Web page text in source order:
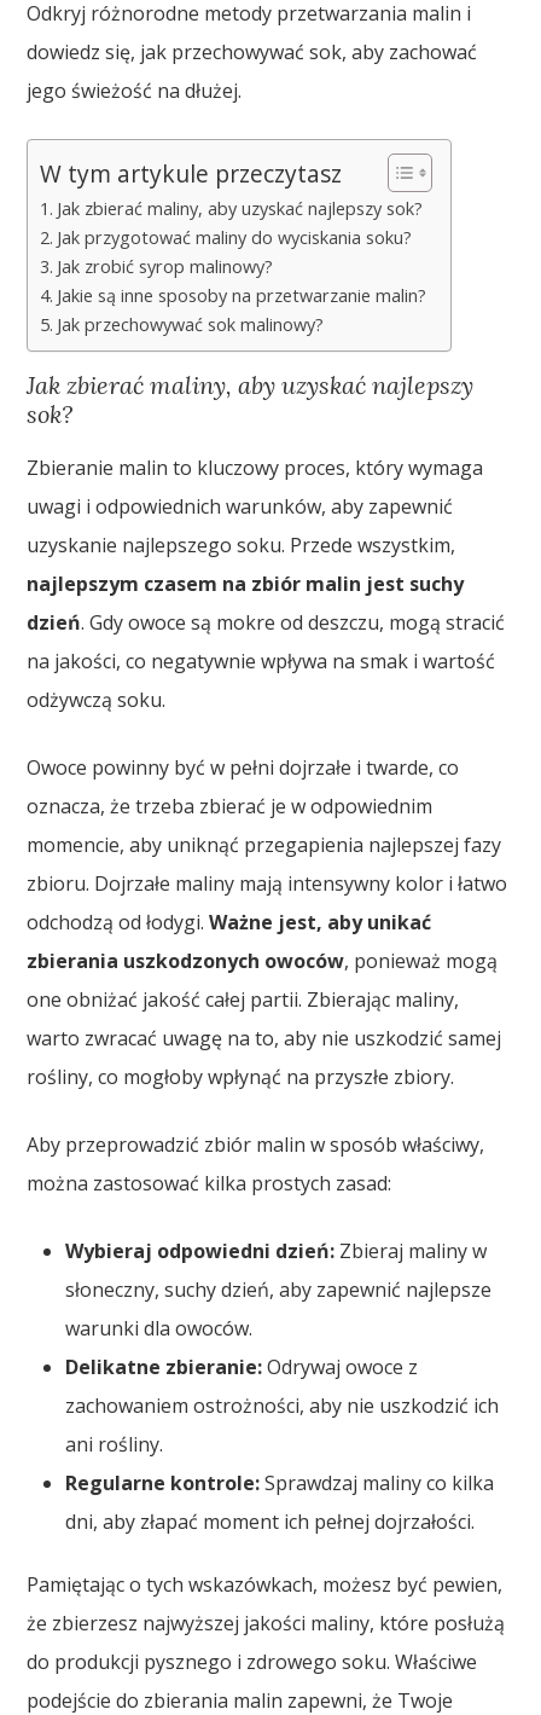
Odkryj różnorodne metody przetwarzania malin i
dowiedz się, jak przechowywać sok, aby zachować
jego świeżość na dłużej.
W tym artykule przeczytasz
Jak zbierać maliny, aby uzyskać najlepszy sok?
Jak przygotować maliny do wyciskania soku?
Jak zrobić syrop malinowy?
Jakie są inne sposoby na przetwarzanie malin?
Jak przechowywać sok malinowy?
Jak zbierać maliny, aby uzyskać najlepszy
sok?
Zbieranie malin to kluczowy proces, który wymaga
uwagi i odpowiednich warunków, aby zapewnić
uzyskanie najlepszego soku. Przede wszystkim,
najlepszym czasem na zbiór malin jest suchy
dzień. Gdy owoce są mokre od deszczu, mogą stracić
na jakości, co negatywnie wpływa na smak i wartość
odżywczą soku.
Owoce powinny być w pełni dojrzałe i twarde, co
oznacza, że trzeba zbierać je w odpowiednim
momencie, aby uniknąć przegapienia najlepszej fazy
zbioru. Dojrzałe maliny mają intensywny kolor i łatwo
odchodzą od łodygi.Ważne jest, aby unikać
zbierania uszkodzonych owoców, ponieważ mogą
one obniżać jakość całej partii. Zbierając maliny,
warto zwracać uwagę na to, aby nie uszkodzić samej
rośliny, co mogłoby wpłynąć na przyszłe zbiory.
Aby przeprowadzić zbiór malin w sposób właściwy,
można zastosować kilka prostych zasad:
Wybieraj odpowiedni dzień: Zbieraj maliny w
słoneczny, suchy dzień, aby zapewnić najlepsze
warunki dla owoców.
Delikatne zbieranie:Odrywaj owoce z
zachowaniem ostrożności, aby nie uszkodzić ich
ani rośliny.
Regularne kontrole:Sprawdzaj maliny co kilka
dni, aby złapać moment ich pełnej dojrzałości.
Pamiętając o tych wskazówkach, możesz być pewien,
że zbierzesz najwyższej jakości maliny, które posłużą
do produkcji pysznego i zdrowego soku. Właściwe
podejście do zbierania malin zapewni, że Twoje